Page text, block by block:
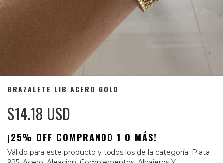
BRAZALETE LIB ACERO GOLD
$14.18 USD
¡25% OFF COMPRANDO 1 O MÁS!
Válido para este producto y todos los de la categoría: Plata